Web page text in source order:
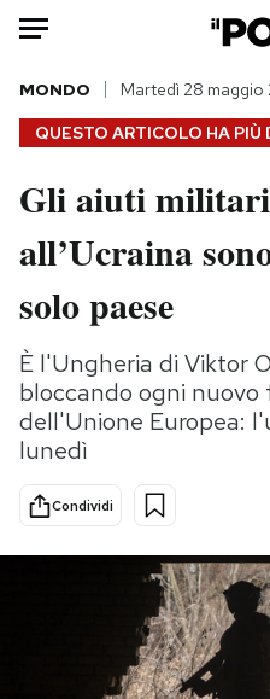
HOME
Italia
Politica
Tecnologia
Scienza
Cultura
Economia
Sport
NEWSLETTER
QUESTO ARTICOLO HA PIÙ
MONDO Martedì 28
Gli aiuti
all’Ucraina
solo paese
È l'Ungheria di Viktor
bloccando ogni nuovo
dell'Unione Europea:
lunedì
Condividi